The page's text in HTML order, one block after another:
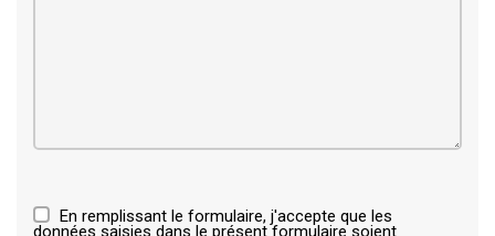
En remplissant le formulaire, j'accepte que les
données saisies dans le présent formulaire soient